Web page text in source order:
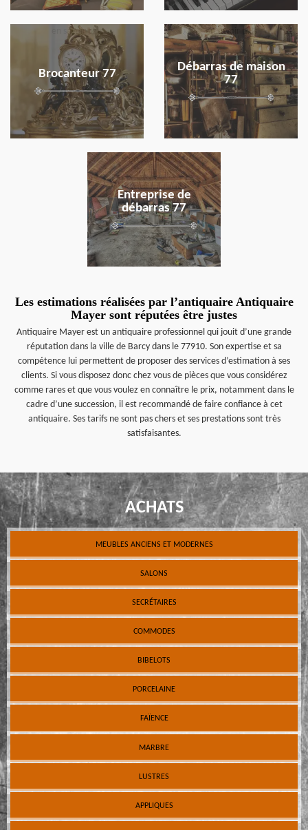
Brocanteur 77
en savoir plus
Débarras de maison
77
en savoir plus
Entreprise de
débarras 77
en savoir plus
Les estimations réalisées par l’antiquaire Antiquaire
Mayer sont réputées être justes
Antiquaire Mayer est un antiquaire professionnel qui jouit d’une grande
réputation dans la ville de Barcy dans le 77910. Son expertise et sa
compétence lui permettent de proposer des services d’estimation à ses
clients. Si vous disposez donc chez vous de pièces que vous considérez
comme rares et que vous voulez en connaître le prix, notamment dans le
cadre d’une succession, il est recommandé de faire confiance à cet
antiquaire. Ses tarifs ne sont pas chers et ses prestations sont très
satisfaisantes.
ACHATS
MEUBLES ANCIENS ET MODERNES
SALONS
SECRÉTAIRES
COMMODES
BIBELOTS
PORCELAINE
FAÏENCE
MARBRE
LUSTRES
APPLIQUES